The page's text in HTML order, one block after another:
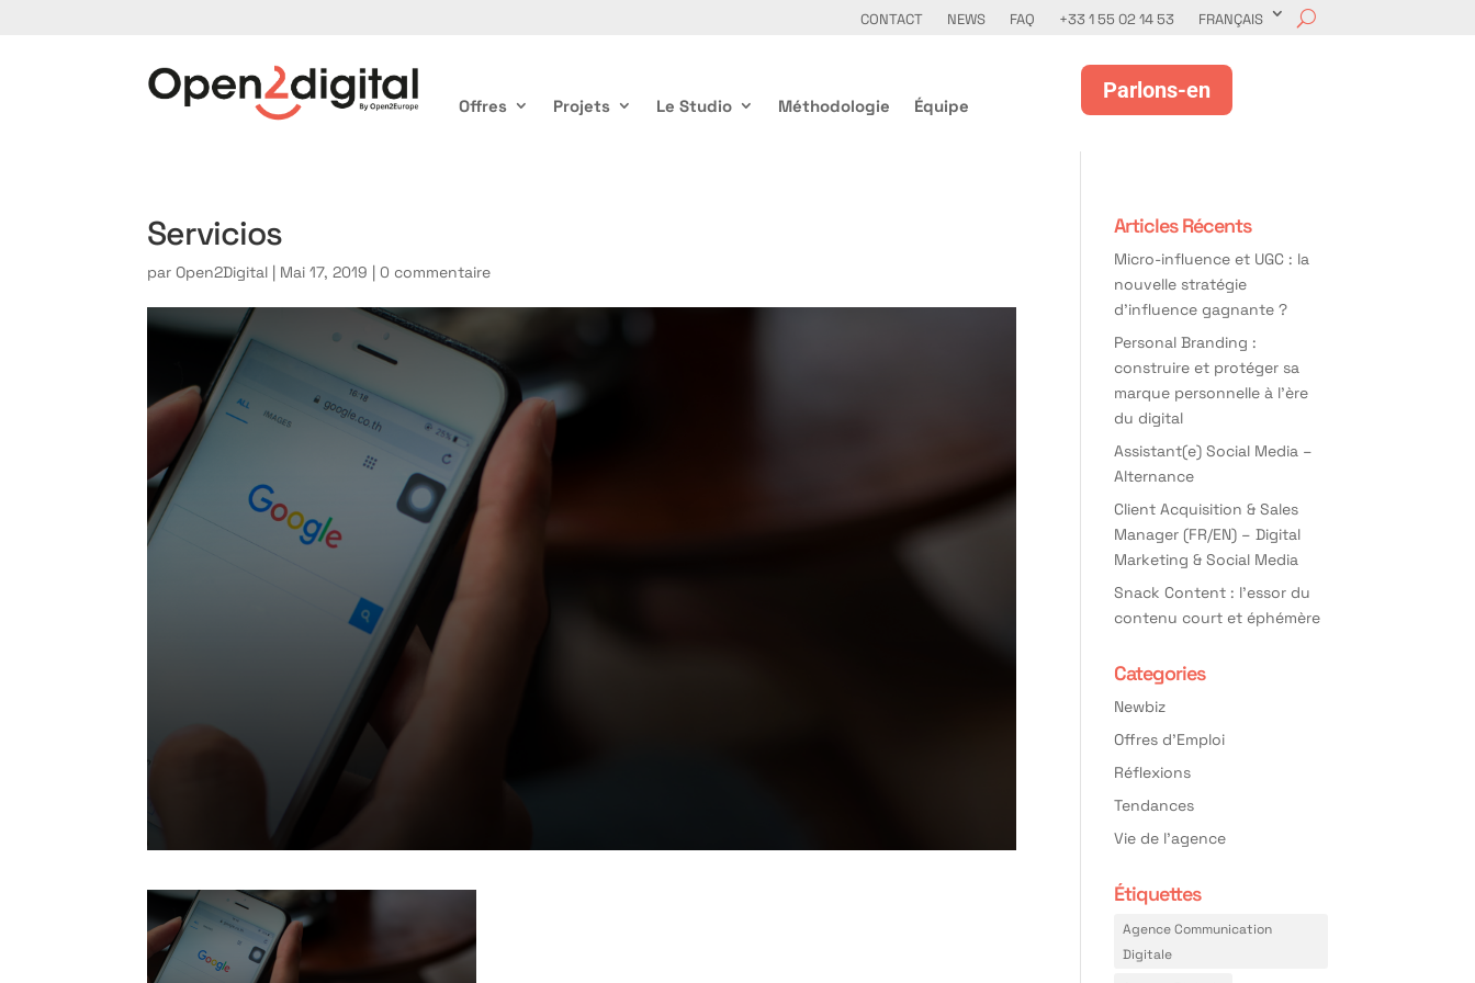
CONTACT NEWS FAQ +33 1 55 02 14 53 FRANÇAIS
Offres Projets Le Studio Méthodologie Équipe
Parlons-en
Servicios
parOpen2Digital | Mai 17, 2019 |0 commentaire
Articles Récents
Micro-influence et UGC : la
nouvelle stratégie
d’influence gagnante ?
Personal Branding :
construire et protéger sa
marque personnelle à l’ère
du digital
Assistant(e) Social Media –
Alternance
Client Acquisition & Sales
Manager (FR/EN) – Digital
Marketing & Social Media
Snack Content : l’essor du
contenu court et éphémère
Categories
Newbiz
Offres d'Emploi
Réflexions
Tendances
Vie de l'agence
Étiquettes
Agence Communication
Digitale